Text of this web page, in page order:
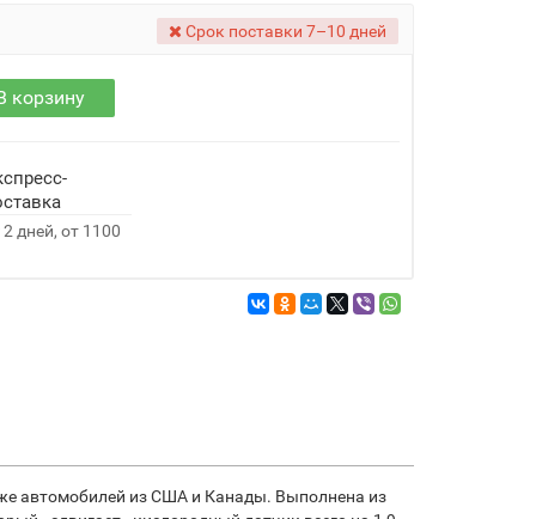
Срок поставки 7–10 дней
корзину
2 дней, от 1100
автомобилей из США и Канады. Выполнена из